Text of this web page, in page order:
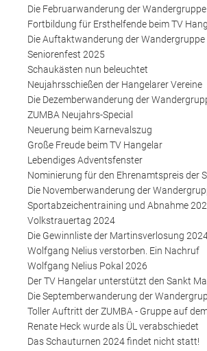
Die Februarwanderung der Wandergruppe
Fortbildung für Ersthelfende beim TV
Die Auftaktwanderung der Wandergruppe
Seniorenfest 2025
Schaukästen nun beleuchtet
Neujahrsschießen der Hangelarer Vereine
Die Dezemberwanderung der
ZUMBA Neujahrs-Special
Neuerung beim Karnevalszug
Große Freude beim TV Hangelar
Lebendiges Adventsfenster
Nominierung für den Ehrenamtspreis der
Die Novemberwanderung der
Sportabzeichentraining und Abnahme
Volkstrauertag 2024
Die Gewinnliste der Martinsverlosung
Wolfgang Nelius verstorben. Ein Nachruf
Wolfgang Nelius Pokal 2026
Der TV Hangelar unterstützt den Sankt
Die Septemberwanderung der
Toller Auftritt der ZUMBA - Gruppe auf
Renate Heck wurde als ÜL verabschiedet
Das Schauturnen 2024 findet nicht statt!